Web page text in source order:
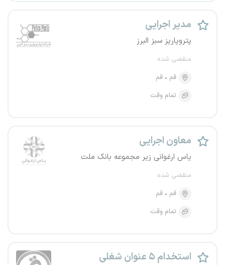
مدیر اجرایی
پتروپاریز سبز البرز
منقضی شده
قم
قم
تمام وقت
معاون اجرایی
یاس ارغوانی زیر مجموعه بانک ملت
منقضی شده
قم
قم
تمام وقت
استخدام ۵ عنوان شغلی